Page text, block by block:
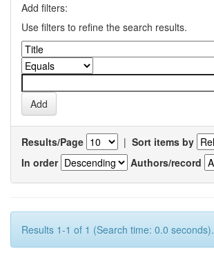
Add filters:
Use filters to refine the search results.
Results/Page | Sort items by
In order
Authors/record
Results 1-1 of 1 (Search time: 0.0 seconds).